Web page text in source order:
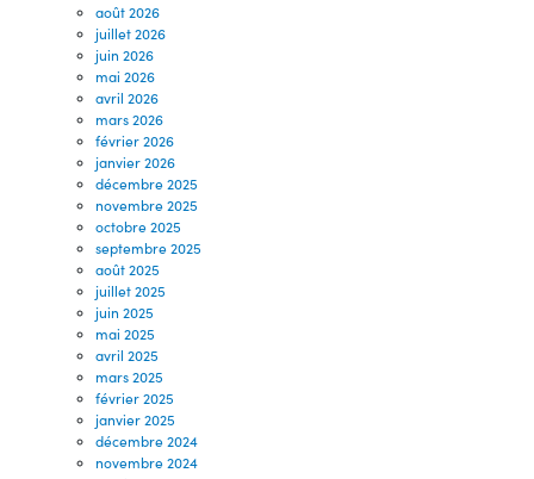
août 2026
juillet 2026
juin 2026
mai 2026
avril 2026
mars 2026
février 2026
janvier 2026
décembre 2025
novembre 2025
octobre 2025
septembre 2025
août 2025
juillet 2025
juin 2025
mai 2025
avril 2025
mars 2025
février 2025
janvier 2025
décembre 2024
novembre 2024